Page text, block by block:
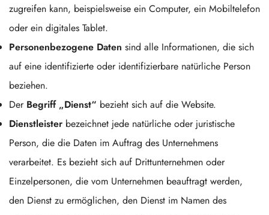
zugreifen kann, beispielsweise ein Computer, ein Mobiltelefon
oder ein digitales Tablet.
Personenbezogene Daten sind alle Informationen, die sich
auf eine identifizierte oder identifizierbare natürliche Person
beziehen.
Der Begriff „Dienst“ bezieht sich auf die Website.
Dienstleister bezeichnet jede natürliche oder juristische
Person, die die Daten im Auftrag des Unternehmens
verarbeitet. Es bezieht sich auf Drittunternehmen oder
Einzelpersonen, die vom Unternehmen beauftragt werden,
den Dienst zu ermöglichen, den Dienst im Namen des